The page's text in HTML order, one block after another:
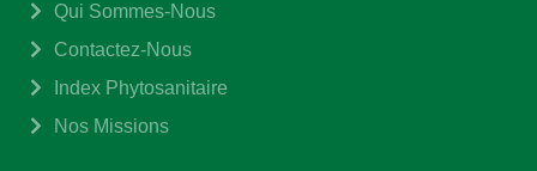
Qui Sommes-Nous
Contactez-Nous
Index Phytosanitaire
Nos Missions